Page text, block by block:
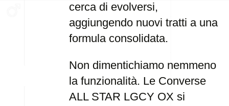
cerca di evolversi,
aggiungendo nuovi tratti a una
formula consolidata.
Non dimentichiamo nemmeno
la funzionalità. Le Converse
ALL STAR LGCY OX si